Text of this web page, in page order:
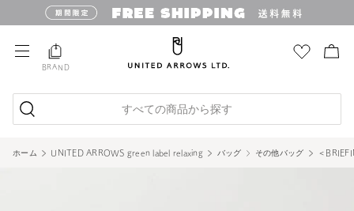
BRAND
すべての商品から探す
ホーム UNITED ARROWS green label relaxing バッグ その他バッグ ＜